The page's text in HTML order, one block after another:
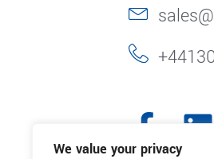
We value your privacy